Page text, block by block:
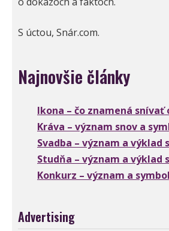
S úctou, Snár.com.
Najnovšie články
Ikona – čo znamená snívať
Kráva – význam snov a
Svadba – význam a výklad
Studňa – význam a výklad
Konkurz – význam a
Advertising